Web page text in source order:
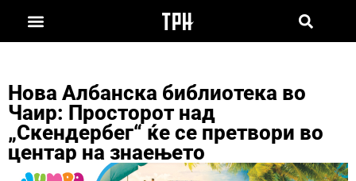
Нова Албанска библиотека во
Чаир: Просторот над
„Скендербег“ ќе се претвори во
центар на знаењето